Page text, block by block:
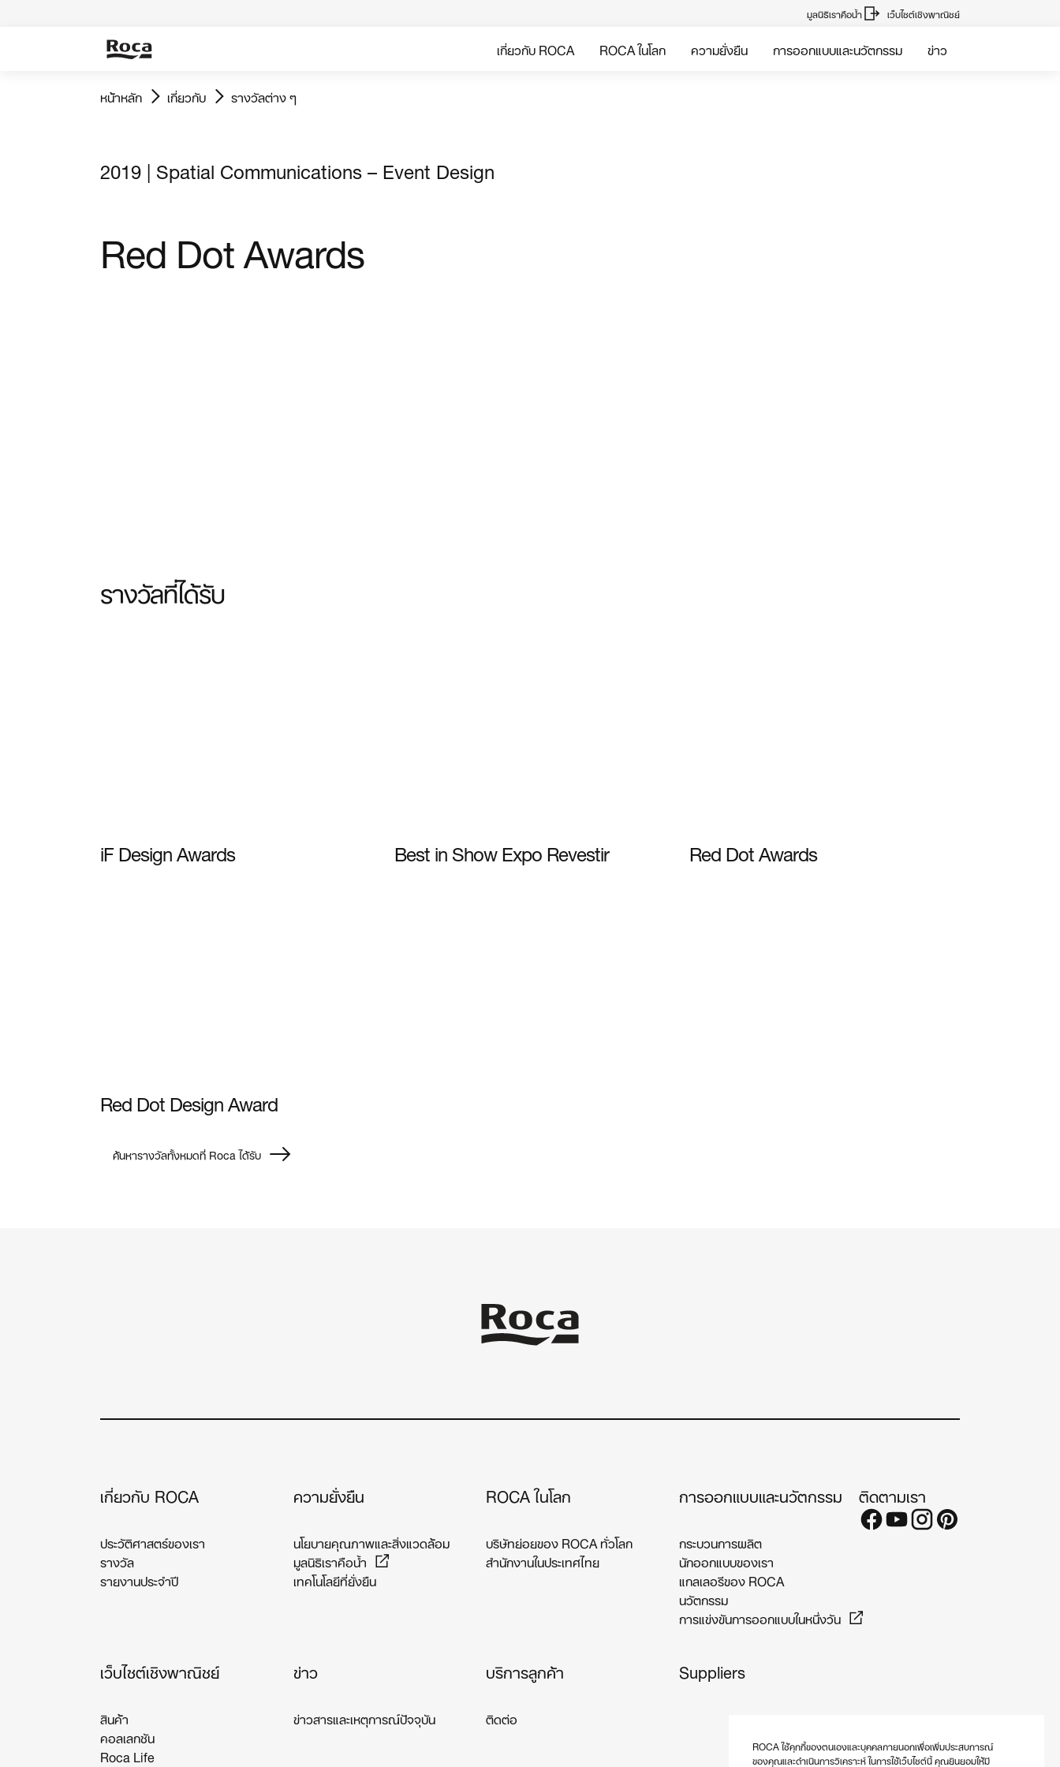
ROCA ใช้คุกกี้ของตนเองและบุคคลภายนอกเพื่อเพิ่มประสบการณ์
ของคุณและดำเนินการวิเคราะห์ ในการใช้เว็บไซต์นี้ คุณยินยอมให้มี
มูลนิธิเราคือน้ำ เว็บไซต์เชิงพาณิชย์
เกี่ยวกับ ROCA ROCA ในโลก ความยั่งยืน การออกแบบและนวัตกรรม
ข่าว
หน้าหลัก
เกี่ยวกับ รางวัลต่าง ๆ
2019 | Spatial Communications – Event Design
Red Dot Awards
รางวัลที่ได้รับ
iF Design Awards Best in Show Expo Revestir Red Dot Awards
Red Dot Design Award
ค้นหารางวัลทั้งหมดที่ Roca ได้รับ
เกี่ยวกับ ROCA
ประวัติศาสตร์ของเรา
รางวัล
รายงานประจำปี
ความยั่งยืน
นโยบายคุณภาพและสิ่งแวดล้อม
มูลนิธิเราคือน้ำ
เทคโนโลยีที่ยั่งยืน
ROCA ในโลก
บริษัทย่อยของ ROCA ทั่วโลก
สำนักงานในประเทศไทย
การออกแบบและนวัตกรรม
กระบวนการผลิต
นักออกแบบของเรา
แกลเลอรีของ ROCA
นวัตกรรม
การแข่งขันการออกแบบในหนึ่งวัน
เว็บไซต์เชิงพาณิชย์
สินค้า
คอลเลกชัน
Roca Life
ข่าว
ข่าวสารและเหตุการณ์ปัจจุบัน
บริการลูกค้า
ติดต่อ
Suppliers
ติดตามเรา